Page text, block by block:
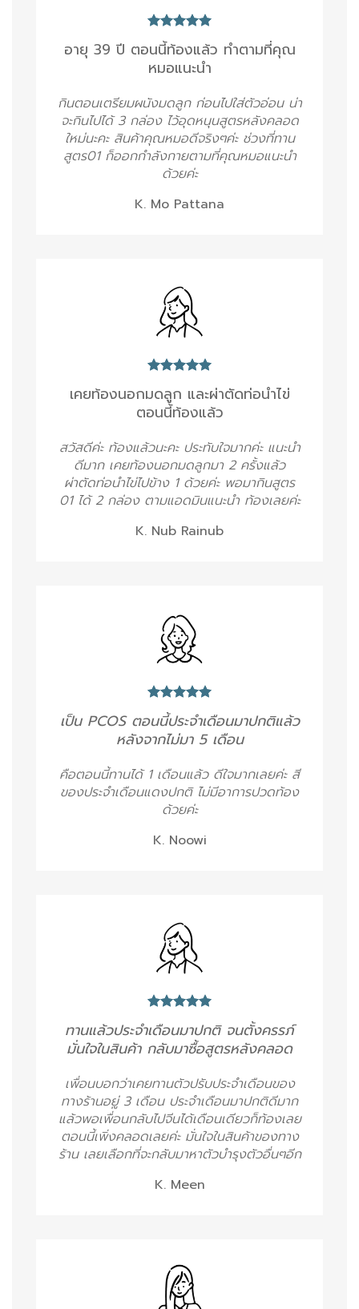
อายุ 39 ปี ตอนนี้ท้องแล้ว ทำตามที่คุณ
หมอแนะนำ
กินตอนเตรียมผนังมดลูก ก่อนไปใส่ตัวอ่อน น่า
จะกินไปได้ 3 กล่อง ไว้อุดหนุนสูตรหลังคลอด
ใหม่นะคะ สินค้าคุณหมอดีจริงๆค่ะ ช่วงที่ทาน
สูตร01 ก็ออกกำลังกายตามที่คุณหมอแนะนำ
ด้วยค่ะ
K. Mo Pattana
เคยท้องนอกมดลูก และผ่าตัดท่อนำไข่
ตอนนี้ท้องแล้ว
สวัสดีค่ะ ท้องแล้วนะคะ ประทับใจมากค่ะ แนะนำ
ดีมาก เคยท้องนอกมดลูกมา 2 ครั้งแล้ว
ผ่าตัดท่อนำไข่ไปข้าง 1 ด้วยค่ะ พอมากินสูตร
01 ได้ 2 กล่อง ตามแอดมินแนะนำ ท้องเลยค่ะ
K. Nub Rainub
เป็น PCOS ตอนนี้ประจำเดือนมาปกติแล้ว
หลังจากไม่มา 5 เดือน
คือตอนนี้ทานได้ 1 เดือนแล้ว ดีใจมากเลยค่ะ สี
ของประจำเดือนแดงปกติ ไม่มีอาการปวดท้อง
ด้วยค่ะ
K. Noowi
ทานแล้วประจำเดือนมาปกติ จนตั้งครรภ์
มั่นใจในสินค้า กลับมาซื้อสูตรหลังคลอด
เพื่อนบอกว่าเคยทานตัวปรับประจำเดือนของ
ทางร้านอยู่ 3 เดือน ประจำเดือนมาปกติดีมาก
แล้วพอเพื่่อนกลับไปจีนได้เดือนเดียวก็ท้องเลย
ตอนนี้เพิ่งคลอดเลยค่ะ มั่นใจในสินค้าของทาง
ร้าน เลยเลือกที่จะกลับมาหาตัวบำรุงตัวอื่นๆอีก
K. Meen